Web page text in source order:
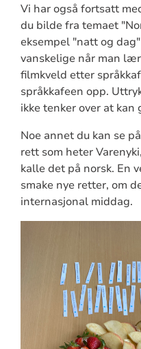
Vi har også fortsatt
du bilde fra temaet
eksempel "natt og
vanskelige når man
filmkveld etter
språkkafeen opp.
ikke tenker over at
Noe annet du kan se
rett som heter
kalle det på norsk. En
smake nye retter, om
internasjonal middag.